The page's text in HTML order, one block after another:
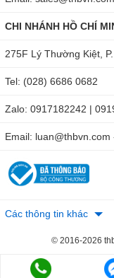
CHI NHÁNH HỒ CHÍ
275F Lý Thường Kiệt,
Tel: (028) 6686 0682
Zalo: 0917182242 |
Email:
Các thông tin khác
© 2016-2026